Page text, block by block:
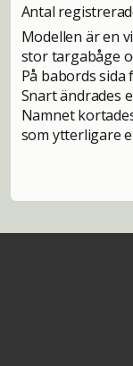
Antal
Modellen är en
stor targabåge
På babords
Snart ändrades
Namnet
som ytterligare